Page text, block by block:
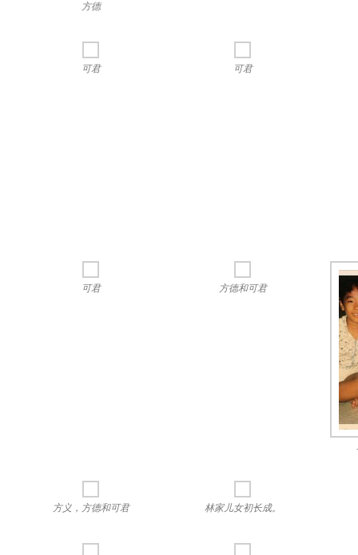
方德
可君 可君
可君 方德和可君
方义，方德和可君 林家儿女初长成。